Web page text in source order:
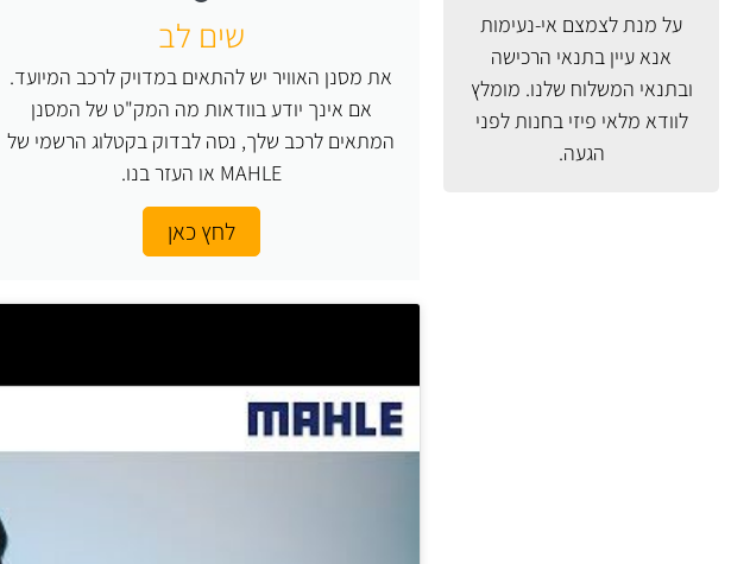
על מנת לצמצם אי-נעימות
אנא עיין בתנאי הרכישה
ובתנאי המשלוח שלנו. מומלץ
לוודא מלאי פיזי בחנות לפני
הגעה.
שים לב
את מסנן האוויר יש להתאים במדויק לרכב המיועד.
אם אינך יודע בוודאות מה המק"ט של המסנן
המתאים לרכב שלך, נסה לבדוק בקטלוג הרשמי של
MAHLE או העזר בנו.
לחץ כאן